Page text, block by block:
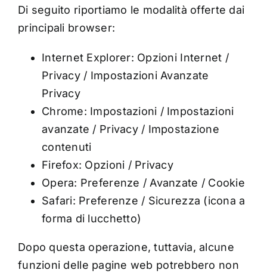
Di seguito riportiamo le modalità offerte dai
principali browser:
Internet Explorer: Opzioni Internet /
Privacy / Impostazioni Avanzate
Privacy
Chrome: Impostazioni / Impostazioni
avanzate / Privacy / Impostazione
contenuti
Firefox: Opzioni / Privacy
Opera: Preferenze / Avanzate / Cookie
Safari: Preferenze / Sicurezza (icona a
forma di lucchetto)
Dopo questa operazione, tuttavia, alcune
funzioni delle pagine web potrebbero non